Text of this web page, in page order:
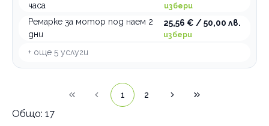
часа
избери
Ремарке за мотор под наем 2
дни
25,56 € / 50,00 лв.
избери
+ още 5 услуги
1 2
Общо: 17